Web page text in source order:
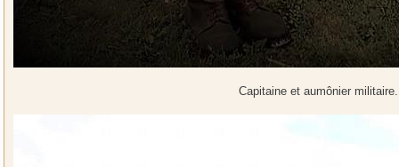
Capitaine et aumônier militaire.